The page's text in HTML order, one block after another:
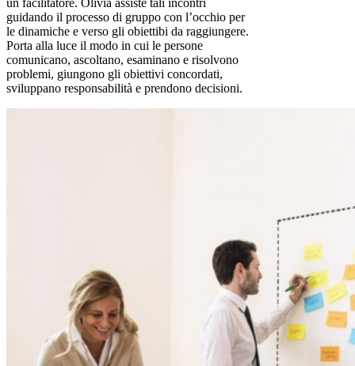
guidando il processo di gruppo con l’occhio per
le dinamiche e verso gli obiettibi da raggiungere.
Porta alla luce il modo in cui le persone
comunicano, ascoltano, esaminano e risolvono
problemi, giungono gli obiettivi concordati,
sviluppano responsabilità e prendono decisioni.